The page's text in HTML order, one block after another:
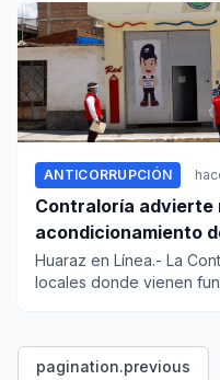
ANTICORRUPCIÓN
Contraloría advierte
acondicionamiento
Nuevo Chimbote
Huaraz en Línea.- La
locales donde vienen
pagination.previous